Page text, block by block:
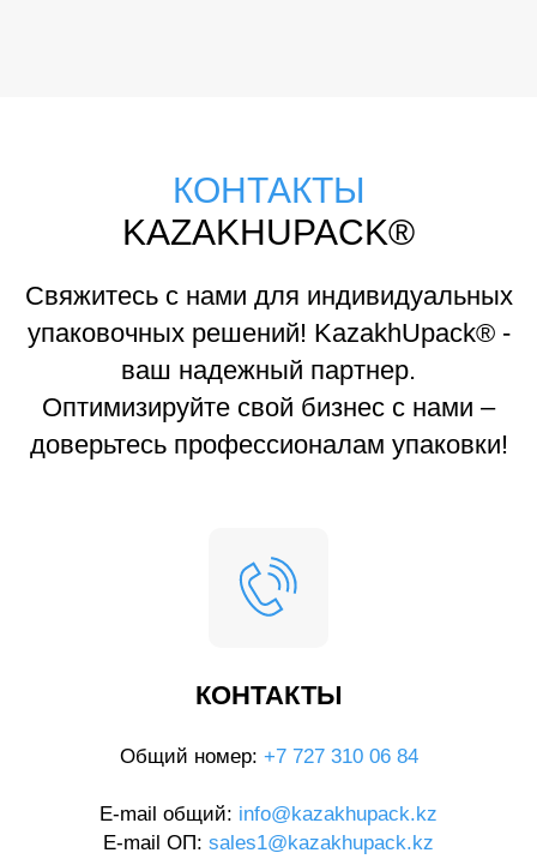
КОНТАКТЫ
KAZAKHUPACK®
Свяжитесь с нами для индивидуальных
упаковочных решений! KazakhUpack® -
ваш надежный партнер.
Оптимизируйте свой бизнес с нами –
доверьтесь профессионалам упаковки!
КОНТАКТЫ
Общий номер: +7 727 310 06 84
E-mail общий: info@kazakhupack.kz
E-mail ОП: sales1@kazakhupack.kz